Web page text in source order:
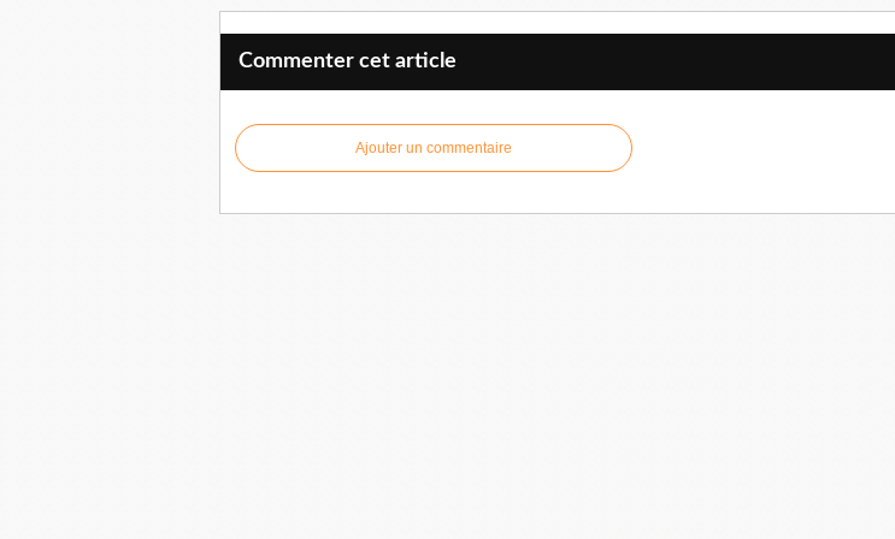
Commenter cet article
Ajouter un commentaire